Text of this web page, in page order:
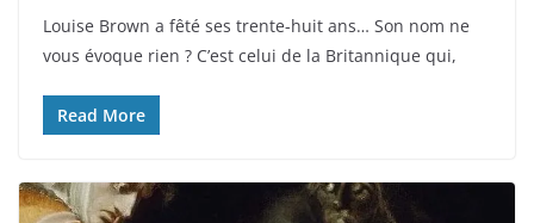
Louise Brown a fêté ses trente-huit ans… Son nom ne
vous évoque rien ? C’est celui de la Britannique qui,
Read More